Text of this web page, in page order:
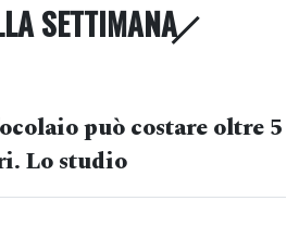
SETTIMANA
può costare oltre 5
Lo studio